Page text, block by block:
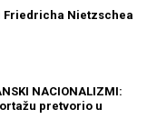
Friedricha Nietzschea
NACIONALIZMI:
pretvorio u